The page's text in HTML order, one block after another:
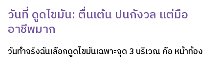
วันที่ ดูดไขมัน: ตื่นเต้น ปนกังวล แต่มือ
อาชีพมาก
วันทำจริงฉันเลือกดูดไขมันเฉพาะจุด 3 บริเวณ คือ หน้าท้อง